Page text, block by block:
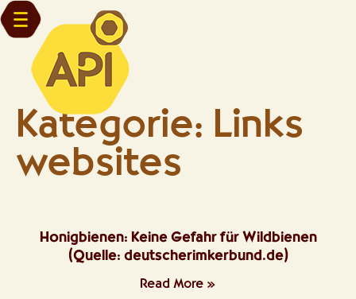
Kategorie: Links
websites
Honigbienen: Keine Gefahr für Wildbienen
(Quelle: deutscherimkerbund.de)
Read More »